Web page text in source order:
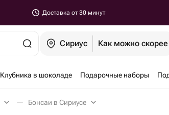
Доставка от 30 минут
Сириус Как можно скорее
Клубника в шоколаде Подарочные наборы
Бонсаи в Сириусе